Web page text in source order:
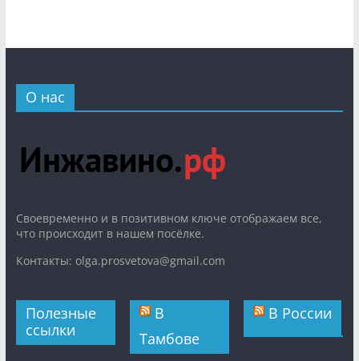
О нас
Cвоевременно и в позитивном ключе отображаем все,
что происходит в нашем посёлке.
Контакты: olga.prosvetova@gmail.com
Полезные
ссылки
В
Тамбове
В России